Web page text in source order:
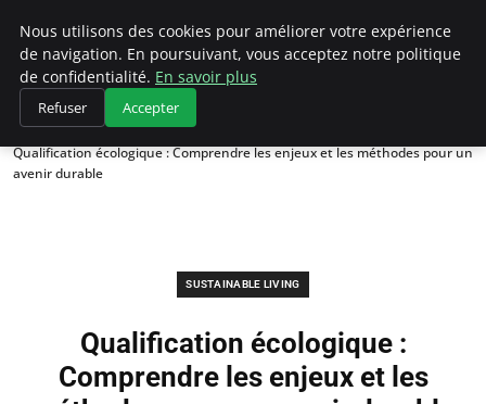
Climategatecountryclub.com
Accueil
Sustainable Living
Qualification écologique : Comprendre les enjeux et les méthodes pour un
avenir durable
SUSTAINABLE LIVING
Qualification écologique :
Comprendre les enjeux et les
Nous utilisons des cookies pour améliorer votre expérience
de navigation. En poursuivant, vous acceptez notre politique
de confidentialité. En savoir plus
Refuser Accepter